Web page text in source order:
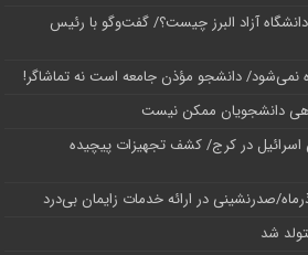
آزاد البرز چیست؟/ گفت‌وگو با رئیس
نمی‌شود/ دانشجو مؤذن جامعه است نه تماشاگر!
دانشجویان ممکن نیست
در کرج/‌ کشف تجهیزات پیچیده
شد